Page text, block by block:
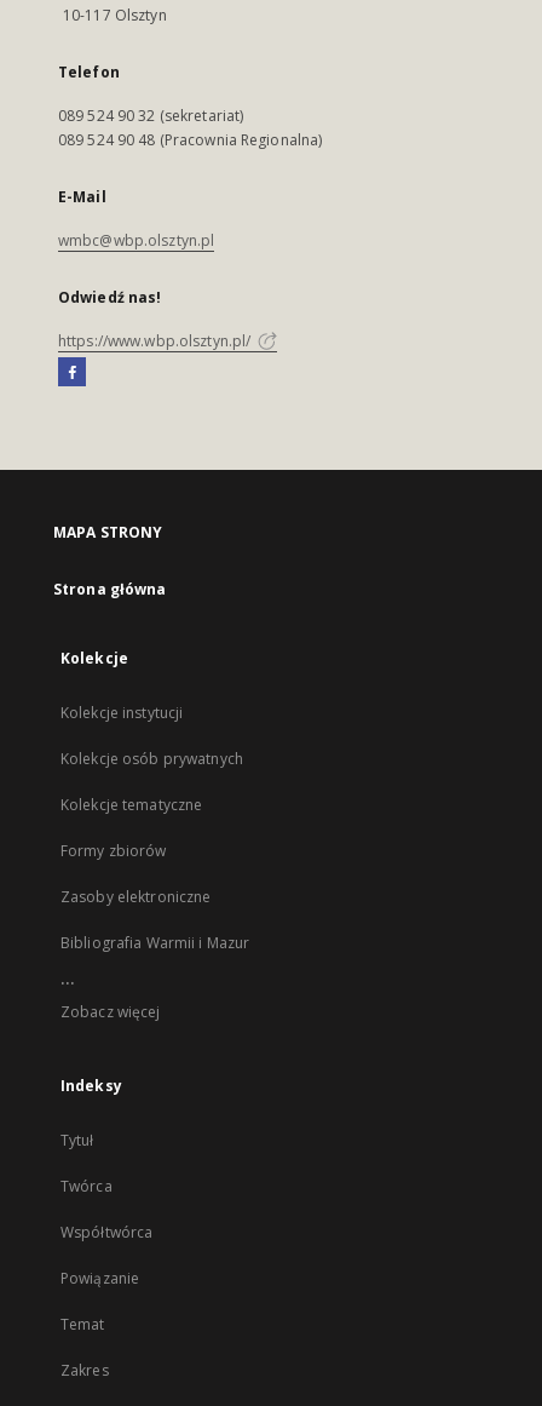
10-117 Olsztyn
Telefon
089 524 90 32 (sekretariat)
089 524 90 48 (Pracownia Regionalna)
E-Mail
wmbc@wbp.olsztyn.pl
Odwiedź nas!
https://www.wbp.olsztyn.pl/
MAPA STRONY
Strona główna
Kolekcje
Kolekcje instytucji
Kolekcje osób prywatnych
Kolekcje tematyczne
Formy zbiorów
Zasoby elektroniczne
Bibliografia Warmii i Mazur
...
Zobacz więcej
Indeksy
Tytuł
Twórca
Współtwórca
Powiązanie
Temat
Zakres